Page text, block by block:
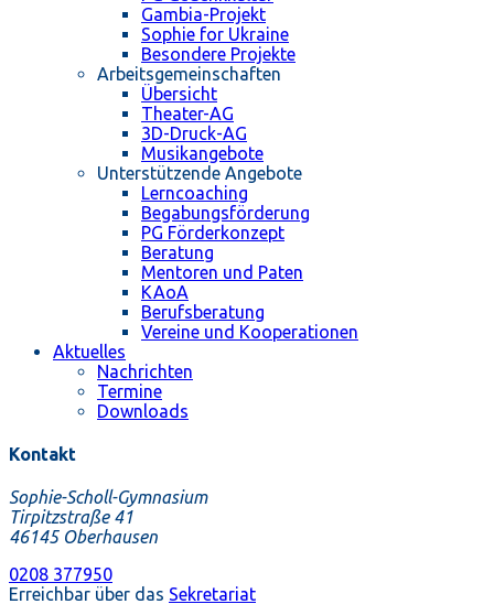
Gambia-Projekt
Sophie for Ukraine
Besondere Projekte
Arbeitsgemeinschaften
Übersicht
Theater-AG
3D-Druck-AG
Musikangebote
Unterstützende Angebote
Lerncoaching
Begabungsförderung
PG Förderkonzept
Beratung
Mentoren und Paten
KAoA
Berufsberatung
Vereine und Kooperationen
Aktuelles
Nachrichten
Termine
Downloads
Kontakt
Sophie-Scholl-Gymnasium
Tirpitzstraße 41
46145 Oberhausen
0208 377950
Erreichbar über das Sekretariat